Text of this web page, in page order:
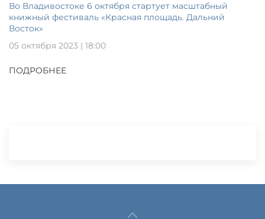
Во Владивостоке 6 октября стартует масштабный
книжный фестиваль «Красная площадь. Дальний
Восток»
05 октября 2023 | 18:00
ПОДРОБНЕЕ